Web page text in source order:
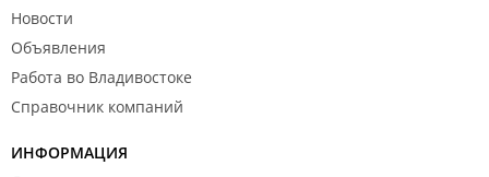
Новости
Объявления
Работа во Владивостоке
Справочник компаний
ИНФОРМАЦИЯ